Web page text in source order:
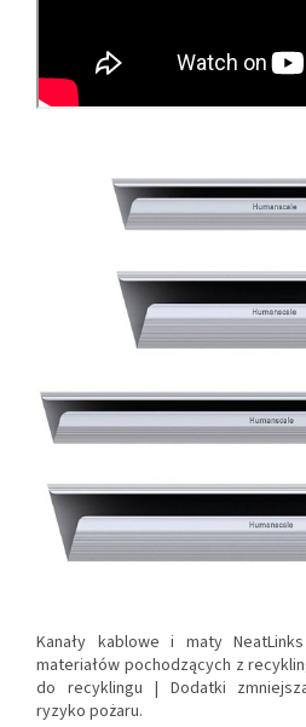
Kanały kablowe i maty
materiałów pochodzących z
do recyklingu | Dodatki
ryzyko pożaru.